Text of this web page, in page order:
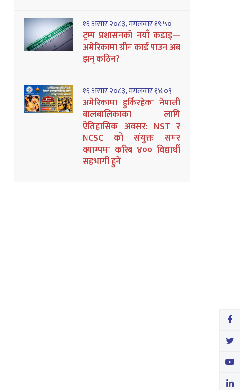
१६ असार २०८३, मंगलवार १९:५०
ट्रम्प प्रशासनको नयाँ कडाइ—
अमेरिकामा ग्रीन कार्ड पाउन अब
झन् कठिन?
१६ असार २०८३, मंगलवार १४:०९
अमेरिकामा हुर्किरहेका नेपाली
बालबालिकाका लागि
ऐतिहासिक अवसर: NST र
NCSC को संयुक्त समर
क्याम्पमा करिब ४०० विद्यार्थी
सहभागी हुने